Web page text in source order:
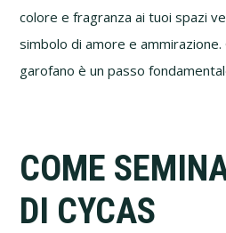
colore e fragranza ai tuoi spazi
simbolo di amore e
garofano è un passo
COME
DI CYCAS